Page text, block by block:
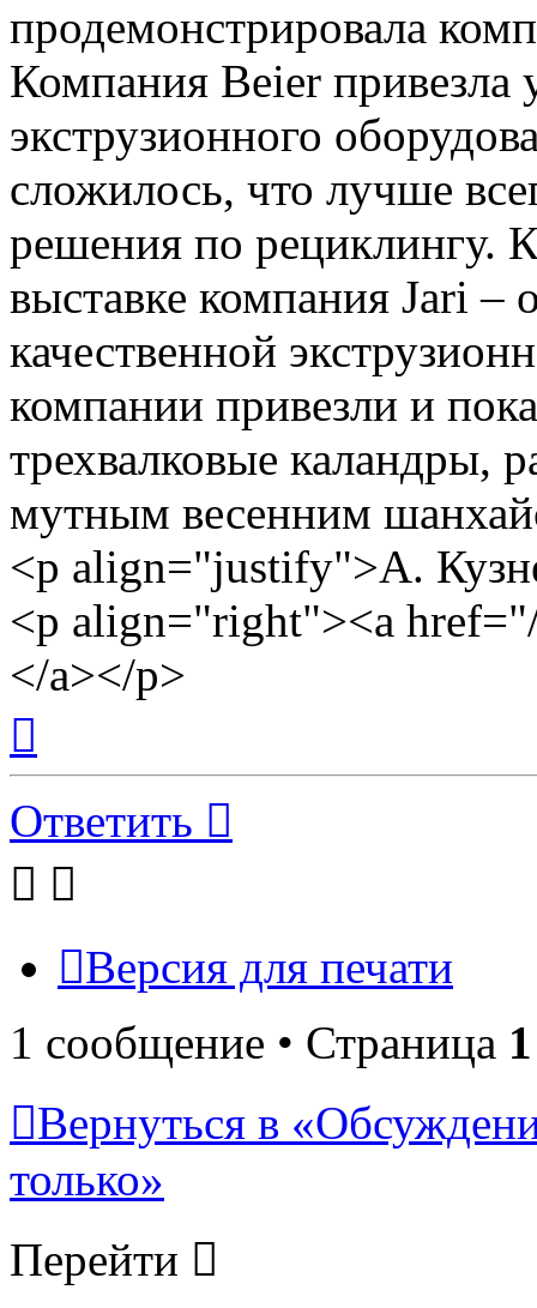
продемонстрировала
Компания Beier привезла
экструзионного
сложилось, что лучше
решения по рециклингу.
выставке компания Jari –
качественной
компании привезли и
трехвалковые каландры,
мутным весенним
<p align="justify">А.
<p align="right"><a
</a></p>
началу
Ответить
Версия для печати
1 сообщение • Страница 1
Вернуться в
только»
Перейти